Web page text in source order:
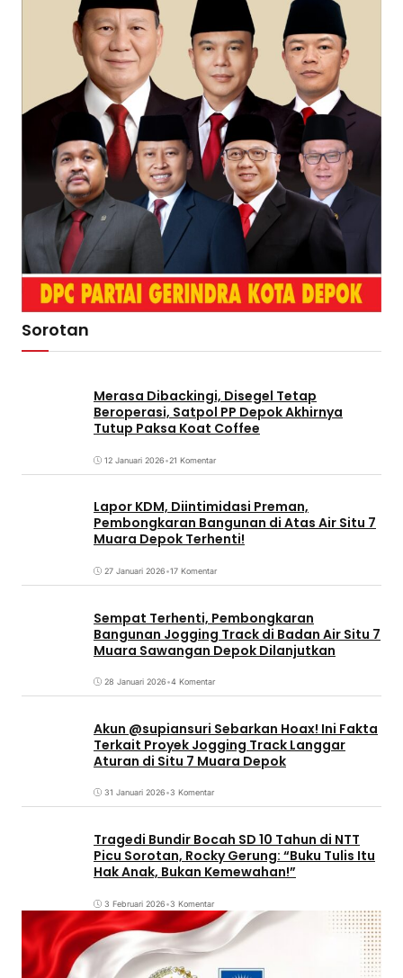
Sorotan
Merasa Dibackingi, Disegel Tetap
Beroperasi, Satpol PP Depok Akhirnya
Tutup Paksa Koat Coffee
12 Januari 2026•21 Komentar
Lapor KDM, Diintimidasi Preman,
Pembongkaran Bangunan di Atas Air Situ 7
Muara Depok Terhenti!
27 Januari 2026•17 Komentar
Sempat Terhenti, Pembongkaran
Bangunan Jogging Track di Badan Air Situ 7
Muara Sawangan Depok Dilanjutkan
28 Januari 2026•4 Komentar
Akun @supiansuri Sebarkan Hoax! Ini Fakta
Terkait Proyek Jogging Track Langgar
Aturan di Situ 7 Muara Depok
31 Januari 2026•3 Komentar
Tragedi Bundir Bocah SD 10 Tahun di NTT
Picu Sorotan, Rocky Gerung: “Buku Tulis Itu
Hak Anak, Bukan Kemewahan!”
3 Februari 2026•3 Komentar